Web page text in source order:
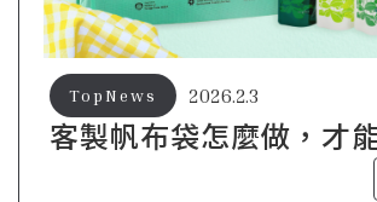
客製帆布袋怎麼做，才
2026.2.3
TopNews